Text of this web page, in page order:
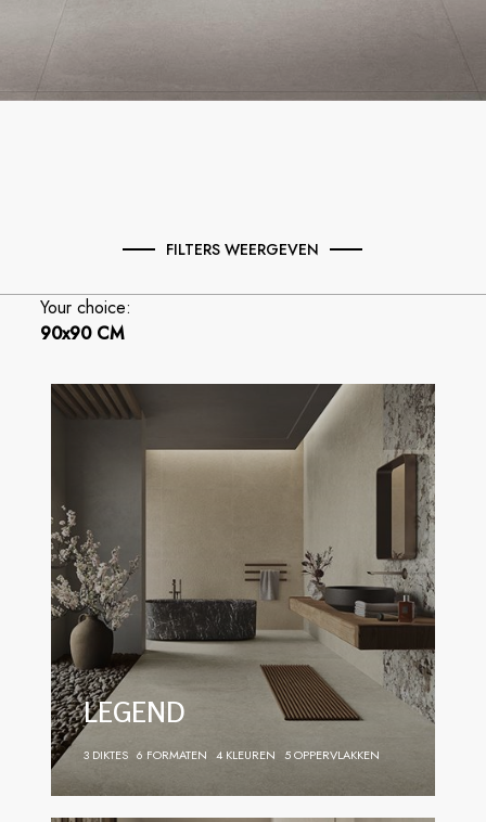
FILTERS WEERGEVEN
Your choice:
90x90 CM
LEGEND
3 DIKTES 6 FORMATEN 4 KLEUREN 5 OPPERVLAKKEN